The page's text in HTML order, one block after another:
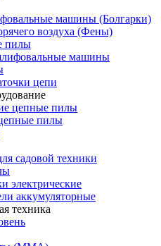
машины (Болгарки)
воздуха (Фены)
пилы
машины
цепи
цепные пилы
пилы
садовой техники
электрические
аккумуляторные
техника